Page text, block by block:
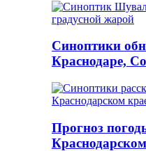
Синоптики
Краснодаре,
Прогноз